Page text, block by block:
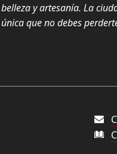
y artesanía. La
que no debes